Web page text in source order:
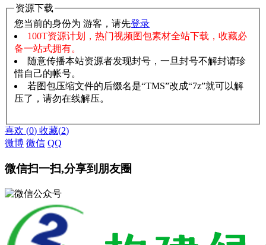
资源下载
您当前的身份为 游客，请先登录
100T资源计划，热门视频图包素材全站下载，收藏必
备一站式拥有。
随意传播本站资源者发现封号，一旦封号不解封请珍
惜自己的帐号。
若图包压缩文件的后缀名是“TMS”改成“7z”就可以解
压了，请勿在线解压。
喜欢 (0) 收藏(2)
微博 微信 QQ
微信扫一扫,分享到朋友圈